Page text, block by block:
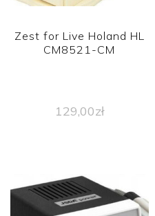
Zest for Live Holand HL
CM8521-CM
129,00zł